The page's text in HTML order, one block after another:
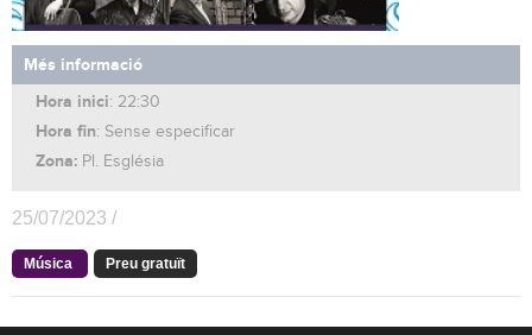
Més informació
Hora inici: 22:30
Hora fin: Sense especificar
Zona: Pl. Església
25/07/2023 /
Música Preu gratuït